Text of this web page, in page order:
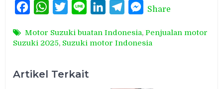
FacebookWhatsAppTwitterLine LinkedInTelegramMessenger
Share
Motor Suzuki buatan Indonesia,Penjualan motor
Suzuki 2025, Suzuki motor Indonesia
Artikel Terkait